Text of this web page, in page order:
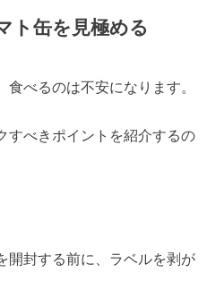
ト缶を見極める
べるのは不安になります。
すべきポイントを紹介するの
開封する前に、ラベルを剥が